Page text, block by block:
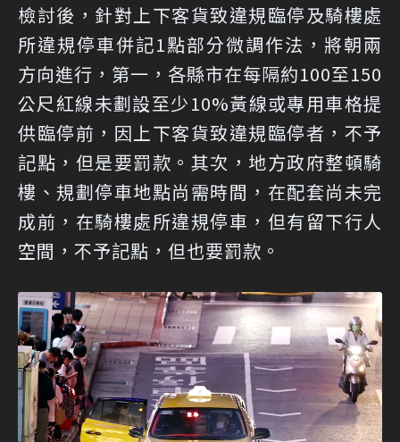
檢討後，針對上下客貨致違規臨停及騎樓處
所違規停車併記1點部分微調作法，將朝兩
方向進行，第一，各縣市在每隔約100至150
公尺紅線未劃設至少10%黃線或專用車格提
供臨停前，因上下客貨致違規臨停者，不予
記點，但是要罰款。其次，地方政府整頓騎
樓、規劃停車地點尚需時間，在配套尚未完
成前，在騎樓處所違規停車，但有留下行人
空間，不予記點，但也要罰款。